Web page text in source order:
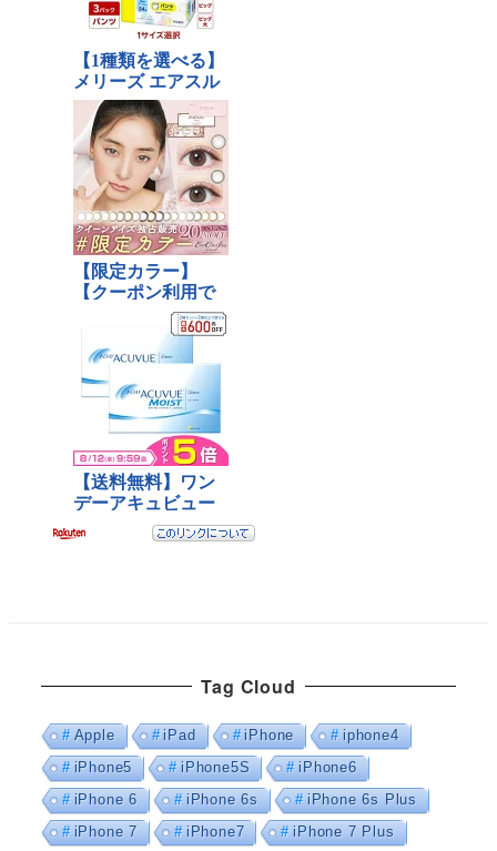
Tag Cloud
Apple iPad iPhone
iphone4
iPhone5
iPhone5S
iPhone6
iPhone 6
iPhone 6s
iPhone 6s Plus
iPhone 7
iPhone7
iPhone 7 Plus